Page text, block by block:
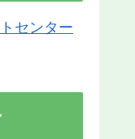
センター